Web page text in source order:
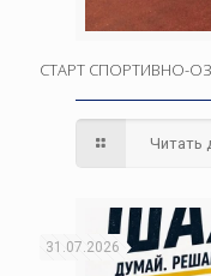
СТАРТ СПОРТИВНО-
Читать
31.07.2026